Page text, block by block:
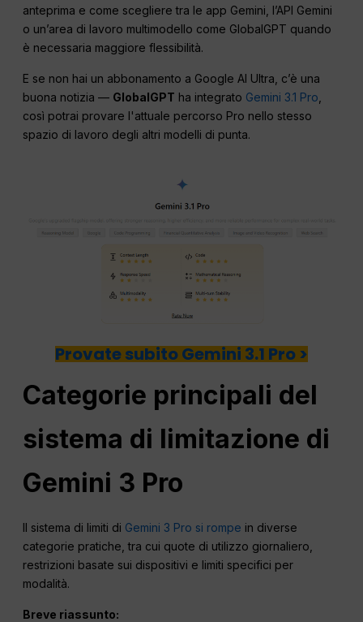
anteprima e come scegliere tra le app Gemini, l’API Gemini
o un’area di lavoro multimodello come GlobalGPT quando
è necessaria maggiore flessibilità.
E se non hai un abbonamento a Google AI Ultra, c’è una
buona notizia — GlobalGPT ha integrato Gemini 3.1 Pro
così potrai provare l'attuale percorso Pro nello stesso
spazio di lavoro degli altri modelli di punta.
Provate subito Gemini 3.1 Pro >
Categorie principali del
sistema di limitazione di
Gemini 3 Pro
Il sistema di limiti di Gemini 3 Pro si rompe in diverse
categorie pratiche, tra cui quote di utilizzo giornaliero,
restrizioni basate sui dispositivi e limiti specifici per
modalità.
Breve riassunto: